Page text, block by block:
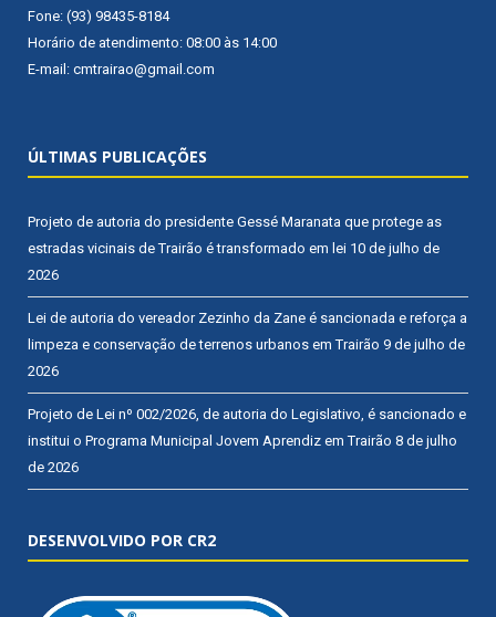
Fone: (93) 98435-8184
Horário de atendimento: 08:00 às 14:00
E-mail: cmtrairao@gmail.com
ÚLTIMAS PUBLICAÇÕES
Projeto de autoria do presidente Gessé Maranata que protege as
estradas vicinais de Trairão é transformado em lei 10 de julho de
2026
Lei de autoria do vereador Zezinho da Zane é sancionada e reforça a
limpeza e conservação de terrenos urbanos em Trairão 9 de julho de
2026
Projeto de Lei nº 002/2026, de autoria do Legislativo, é sancionado e
institui o Programa Municipal Jovem Aprendiz em Trairão 8 de julho
de 2026
DESENVOLVIDO POR CR2